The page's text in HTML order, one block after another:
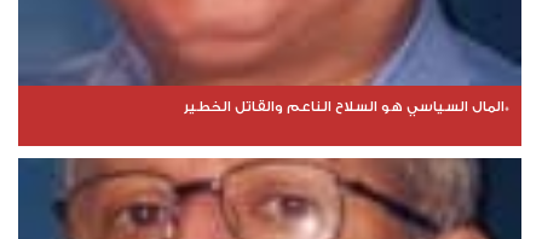
*المال السياسي هو السلاح الناعم والقاتل الخطير